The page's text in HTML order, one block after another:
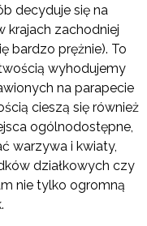
decyduje się na
krajach zachodniej
bardzo prężnie). To
wyhodujemy
na parapecie
cieszą się również
ogólnodostępne,
warzywa i kwiaty,
działkowych czy
nie tylko ogromną